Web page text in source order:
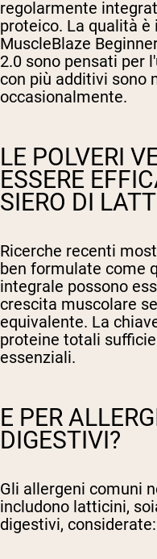
regolarmente
proteico. La qualità
MuscleBlaze
2.0 sono pensati per
con più additivi sono
occasionalmente.
LE POLVERI
ESSERE
SIERO DI
Ricerche recenti
ben formulate come
integrale possono
crescita muscolare
equivalente. La
proteine totali
essenziali.
E PER
DIGESTIVI?
Gli allergeni comuni
includono latticini,
digestivi, considerate: